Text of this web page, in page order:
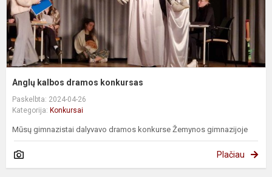
Anglų kalbos dramos konkursas
Paskelbta: 2024-04-26
Kategorija: Konkursai
Mūsų gimnazistai dalyvavo dramos konkurse Žemynos gimnazijoje
Plačiau